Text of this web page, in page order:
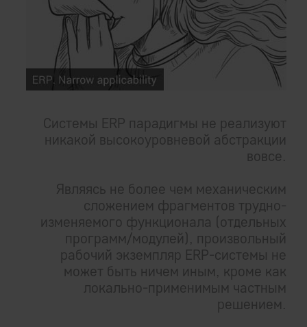
Системы ERP парадигмы не реализуют
никакой высокоуровневой абстракции
вовсе.
Являясь не более чем механическим
сложением фрагментов трудно-
изменяемого функционала (отдельных
программ/модулей), произвольный
рабочий экземпляр ERP-системы не
может быть ничем иным, кроме как
локально-применимым частным
решением.